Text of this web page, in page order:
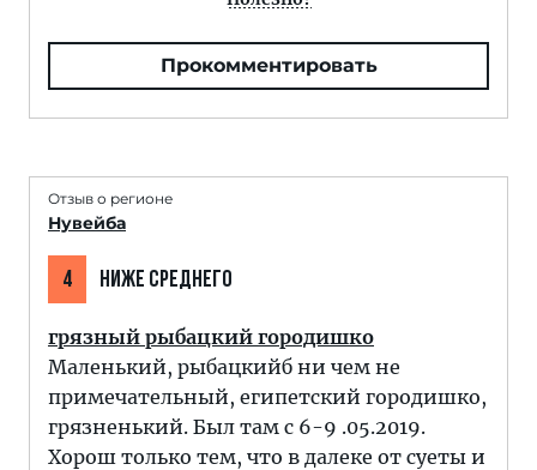
Прокомментировать
Отзыв о регионе
Нувейба
4 НИЖЕ СРЕДНЕГО
грязный рыбацкий городишко
Маленький, рыбацкийб ни чем не
примечательный, египетский городишко,
грязненький. Был там с 6-9 .05.2019.
Хорош только тем, что в далеке от суеты и